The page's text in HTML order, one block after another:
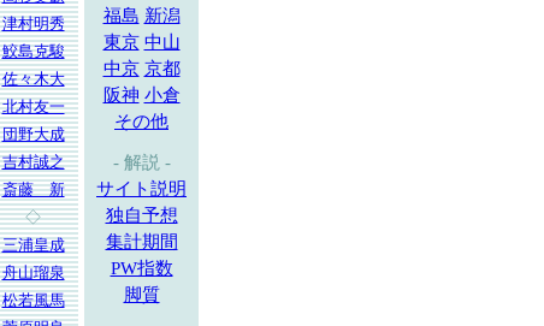
津村明秀
鮫島克駿
佐々木大
北村友一
団野大成
吉村誠之
斎藤 新
◇
三浦皇成
舟山瑠泉
松若風馬
福島 新潟
東京 中山
中京 京都
阪神 小倉
その他
- 解説 -
サイト説明
独自予想
集計期間
PW指数
脚質